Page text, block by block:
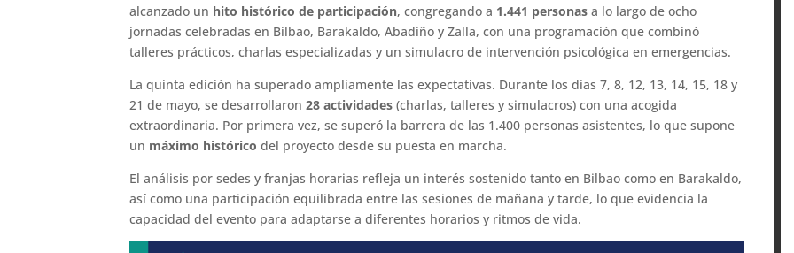
alcanzado un hito histórico de participación, congregando a 1.441 personas a lo largo de ocho
jornadas celebradas en Bilbao, Barakaldo, Abadiño y Zalla, con una programación que combinó
talleres prácticos, charlas especializadas y un simulacro de intervención psicológica en emergencias.
La quinta edición ha superado ampliamente las expectativas. Durante los días 7, 8, 12, 13, 14, 15, 18 y
21 de mayo, se desarrollaron 28 actividades(charlas, talleres y simulacros) con una acogida
extraordinaria. Por primera vez, se superó la barrera de las 1.400 personas asistentes, lo que supone
un máximo histórico del proyecto desde su puesta en marcha.
El análisis por sedes y franjas horarias refleja un interés sostenido tanto en Bilbao como en Barakaldo,
así como una participación equilibrada entre las sesiones de mañana y tarde, lo que evidencia la
capacidad del evento para adaptarse a diferentes horarios y ritmos de vida.